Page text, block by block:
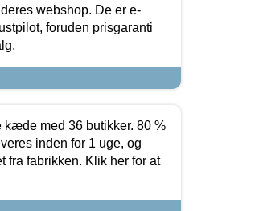
webshop. De er e-
foruden prisgaranti
med 36 butikker. 80 %
inden for 1 uge, og
fra fabrikken. Klik her for at